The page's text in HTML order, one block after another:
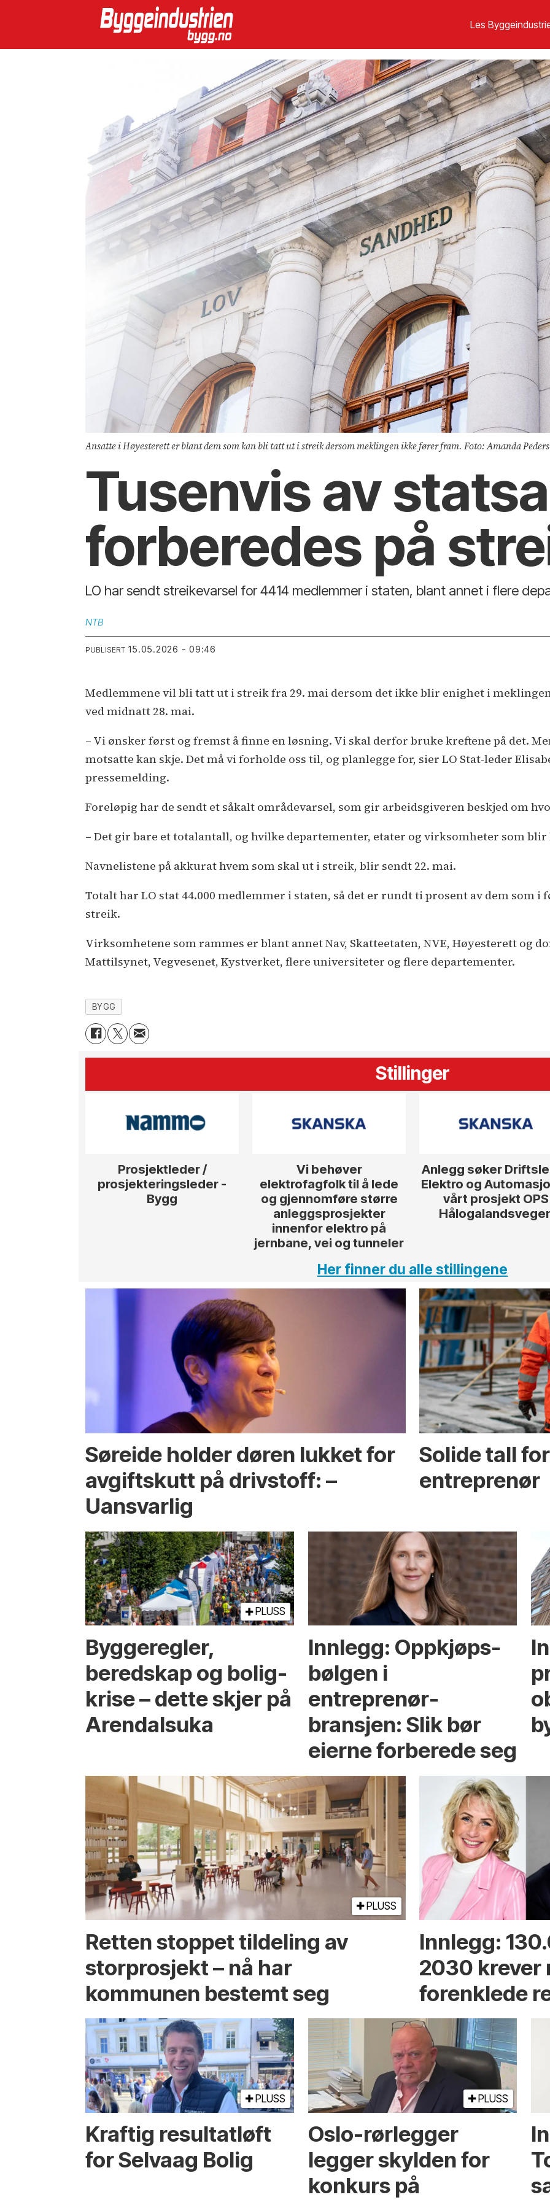
Les
Ansatte i Høyesterett er blant dem som kan bli tatt ut i streik dersom meklingen ikke fører fram. Foto: Amanda
Tusenvis av
forberedes på
LO har sendt streikevarsel for 4414 medlemmer i staten, blant annet i flere
NTB
PUBLISERT 15.05.2026 - 09:46
Medlemmene vil bli tatt ut i streik fra 29. mai dersom det ikke blir enighet i
ved midnatt 28. mai.
– Vi ønsker først og fremst å finne en løsning. Vi skal derfor bruke kreftene på det.
motsatte kan skje. Det må vi forholde oss til, og planlegge for, sier LO Stat-leder
pressemelding.
Foreløpig har de sendt et såkalt områdevarsel, som gir arbeidsgiveren beskjed om
– Det gir bare et totalantall, og hvilke departementer, etater og virksomheter som
Navnelistene på akkurat hvem som skal ut i streik, blir sendt 22. mai.
Totalt har LO stat 44.000 medlemmer i staten, så det er rundt ti prosent av dem som i
streik.
Virksomhetene som rammes er blant annet Nav, Skatteetaten, NVE, Høyesterett og
Mattilsynet, Vegvesenet, Kystverket, flere universiteter og flere departementer.
BYGG
Stillinger
Prosjektleder /
prosjekteringsleder -
Bygg
Vi behøver
elektrofagfolk til å lede
og gjennomføre større
anleggsprosjekter
innenfor elektro på
jernbane, vei og tunneler
Anlegg søker
Elektro og
vårt prosjekt OPS
Her finner du alle stillingene
Søreide holder døren lukket for
avgiftskutt på drivstoff: –
Uansvarlig
Solide tall
entreprenør
PLUSS
Bygge­regler,
beredskap og bolig­
krise – dette skjer på
Arendals­uka
Innlegg: Oppkjøps­
bølgen i
entreprenør­
bransjen: Slik bør
eierne forberede seg
PLUSS
Retten stoppet tildeling av
storprosjekt – nå har
kommunen bestemt seg
Innlegg:
2030 krever
forenklede
PLUSS
Kraftig resultatløft
for Selvaag Bolig
PLUSS
Oslo-rørlegger
legger skylden for
konkurs på